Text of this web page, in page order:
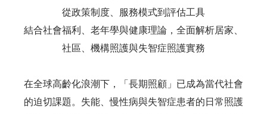
從政策制度、服務模式到評估工具
結合社會福利、老年學與健康理論，全面解析居家、
社區、機構照護與失智症照護實務
在全球高齡化浪潮下，「長期照顧」已成為當代社會
的迫切課題。失能、慢性病與失智症患者的日常照護